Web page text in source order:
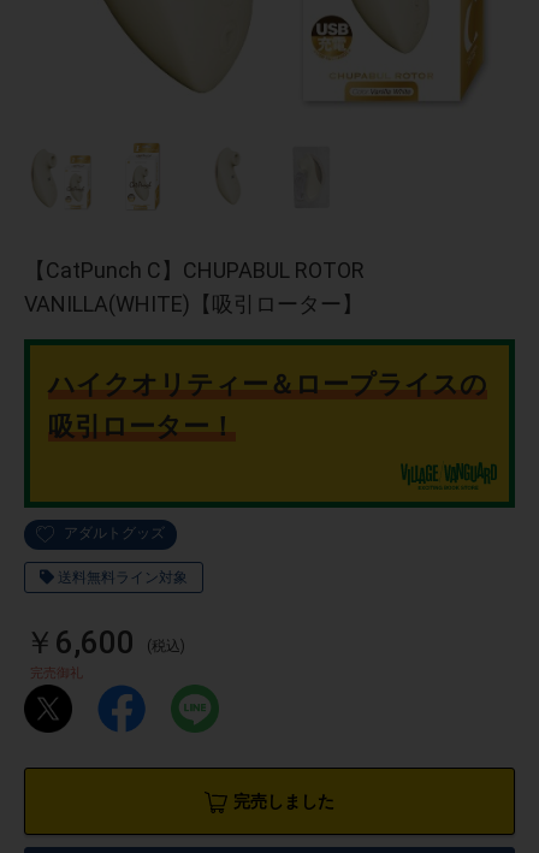
アダルトグッズ
送料無料ライン対象
【CatPunch C】CHUPABUL ROTOR
VANILLA(WHITE)【吸引ローター】
ハイクオリティー＆ロープライスの
吸引ローター！
￥6,600 (税込)
完売御礼
完売しました